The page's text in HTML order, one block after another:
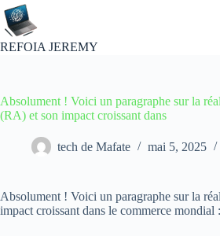
Passer
au
contenu
REFOIA JEREMY
Absolument ! Voici un paragraphe sur la
(RA) et son impact croissant dans
tech de Mafate mai 5, 2025
Absolument ! Voici un paragraphe sur la
impact croissant dans le commerce mondial :